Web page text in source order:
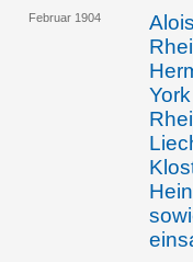
Februar 1904